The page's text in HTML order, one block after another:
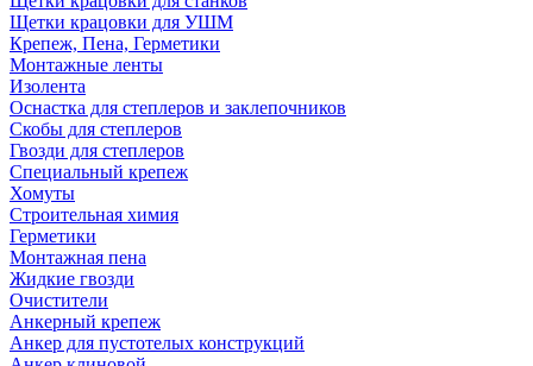
Щетки крацовки для УШМ
Крепеж, Пена, Герметики
Монтажные ленты
Изолента
Оснастка для степлеров и заклепочников
Скобы для степлеров
Гвозди для степлеров
Специальный крепеж
Хомуты
Строительная химия
Герметики
Монтажная пена
Жидкие гвозди
Очистители
Анкерный крепеж
Анкер для пустотелых конструкций